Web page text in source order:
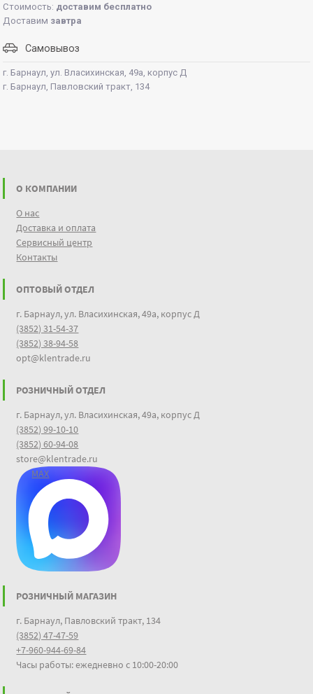
Стоимость: доставим бесплатно
Доставим завтра
Самовывоз
г. Барнаул, ул. Власихинская, 49а, корпус Д
г. Барнаул, Павловский тракт, 134
О КОМПАНИИ
О нас
Доставка и оплата
Сервисный центр
Контакты
ОПТОВЫЙ ОТДЕЛ
г. Барнаул, ул. Власихинская, 49а, корпус Д
(3852) 31-54-37
(3852) 38-94-58
opt@klentrade.ru
РОЗНИЧНЫЙ ОТДЕЛ
г. Барнаул, ул. Власихинская, 49а, корпус Д
(3852) 99-10-10
(3852) 60-94-08
store@klentrade.ru
MAX
РОЗНИЧНЫЙ МАГАЗИН
г. Барнаул, Павловский тракт, 134
(3852) 47-47-59
+7-960-944-69-84
Часы работы: ежедневно с 10:00-20:00